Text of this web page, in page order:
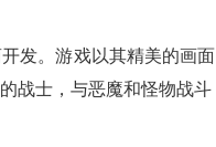
发。游戏以其精美的画
战士，与恶魔和怪物战斗